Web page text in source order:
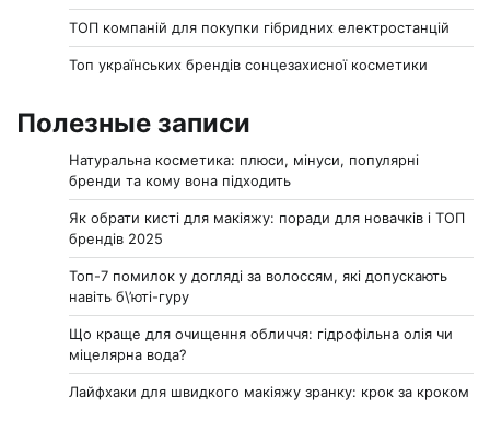
ТОП компаній для покупки гібридних електростанцій
Топ українських брендів сонцезахисної косметики
Полезные записи
Натуральна косметика: плюси, мінуси, популярні
бренди та кому вона підходить
Як обрати кисті для макіяжу: поради для новачків і ТОП
брендів 2025
Топ-7 помилок у догляді за волоссям, які допускають
навіть б\’юті-гуру
Що краще для очищення обличчя: гідрофільна олія чи
міцелярна вода?
Лайфхаки для швидкого макіяжу зранку: крок за кроком